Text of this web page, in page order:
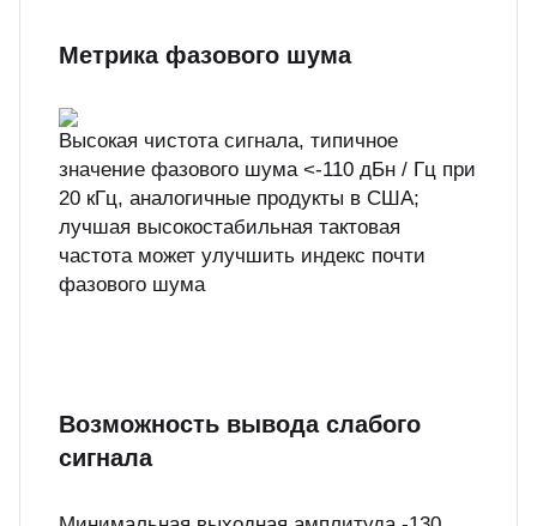
Метрика фазового шума
Высокая чистота сигнала, типичное
значение фазового шума <-110 дБн / Гц при
20 кГц, аналогичные продукты в США;
лучшая высокостабильная тактовая
частота может улучшить индекс почти
фазового шума
Возможность вывода слабого
сигнала